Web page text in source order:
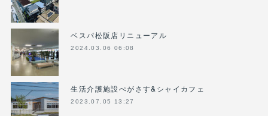
ベスパ松阪店リニューアル
2024.03.06 06:08
生活介護施設ぺがさす&シャイカフェ
2023.07.05 13:27